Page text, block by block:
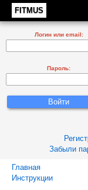
FITMUS
Логин или email:
Пароль:
Забыли
Главная
Инструкции